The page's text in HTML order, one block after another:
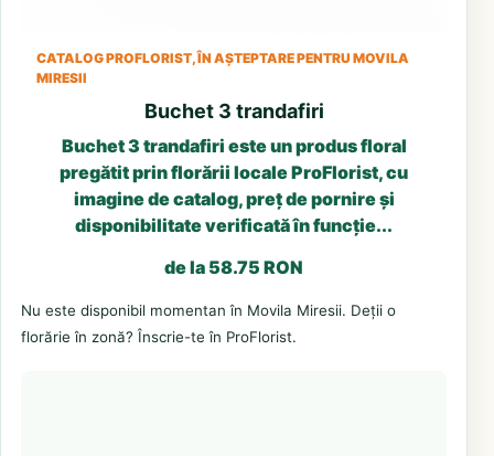
CATALOG PROFLORIST, ÎN AȘTEPTARE PENTRU MOVILA
MIRESII
Buchet 3 trandafiri
Buchet 3 trandafiri este un produs floral
pregătit prin florării locale ProFlorist, cu
imagine de catalog, preț de pornire și
disponibilitate verificată în funcție...
de la 58.75 RON
Nu este disponibil momentan în Movila Miresii. Deții o
florărie în zonă? Înscrie-te în ProFlorist.